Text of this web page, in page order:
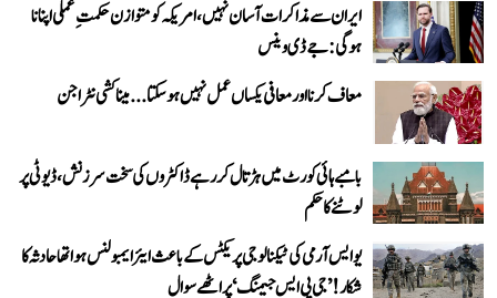
ایران سے مذاکرات آسان نہیں، امریکہ کو متوازن حکمتِ عملی اپنانا
ہوگی: جے ڈی وینس
معاف کرنا اور معافی یکساں عمل نہیں ہو سکتا... میناکشی نٹراجن
بامبے ہائی کورٹ میں ہڑتال کر رہے ڈاکٹروں کی سخت سرزنش، ڈیوٹی پر
لوٹنے کا حکم
یو ایس آرمی کی ٹیکنالوجی پریکٹس کے باعث ایئر ایمبولنس ہوا تھا حادثہ کا
شکار! ’جی پی ایس جیمنگ‘ پر اٹھے سوال